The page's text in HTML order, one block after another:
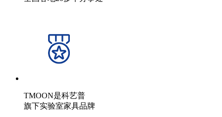
TMOON是科艺普
旗下实验室家具品牌